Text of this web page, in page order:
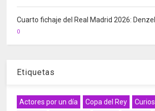
Cuarto fichaje del Real Madrid 2026:
0
Etiquetas
Actores por un día Copa del Rey